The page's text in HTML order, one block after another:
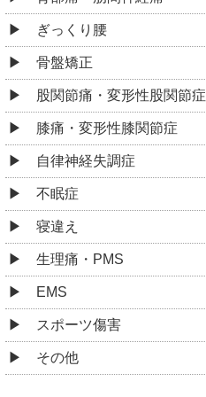
ぎっくり腰
骨盤矯正
股関節痛・変形性股関節症
膝痛・変形性膝関節症
自律神経失調症
不眠症
寝違え
生理痛・PMS
EMS
スポーツ傷害
その他